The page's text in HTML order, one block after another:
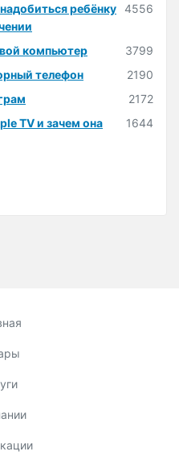
ребёнку 4556
компьютер
3799
телефон
2190
2172
TV и зачем она
1644